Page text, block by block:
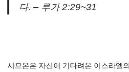
다. – 루가 2:29~31
시므온은 자신이 기다려온 이스라엘